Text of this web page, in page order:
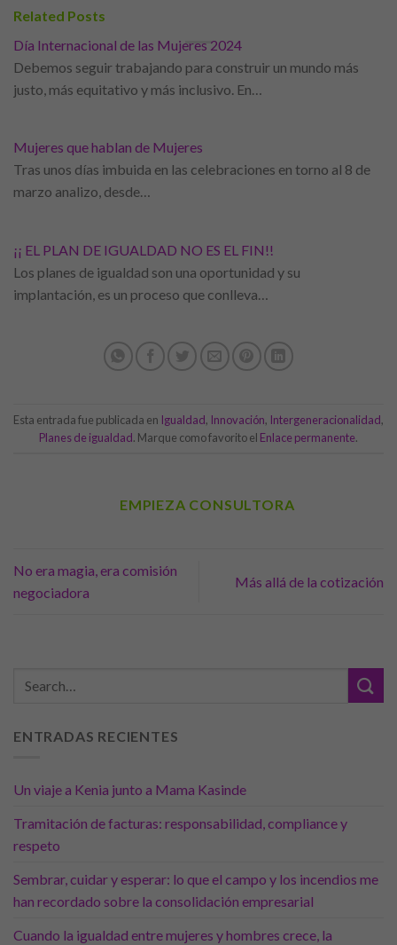
Related Posts
Día Internacional de las Mujeres 2024
Debemos seguir trabajando para construir un mundo más
justo, más equitativo y más inclusivo. En…
Mujeres que hablan de Mujeres
Tras unos días imbuida en las celebraciones en torno al 8 de
marzo analizo, desde…
¡¡ EL PLAN DE IGUALDAD NO ES EL FIN!!
Los planes de igualdad son una oportunidad y su
implantación, es un proceso que conlleva…
Esta entrada fue publicada en Igualdad, Innovación, Intergeneracionalidad,
Planes de igualdad. Marque como favorito el Enlace permanente.
EMPIEZA CONSULTORA
No era magia, era comisión
negociadora
Más allá de la cotización
ENTRADAS RECIENTES
Un viaje a Kenia junto a Mama Kasinde
Tramitación de facturas: responsabilidad, compliance y
respeto
Sembrar, cuidar y esperar: lo que el campo y los incendios me
han recordado sobre la consolidación empresarial
Cuando la igualdad entre mujeres y hombres crece, la